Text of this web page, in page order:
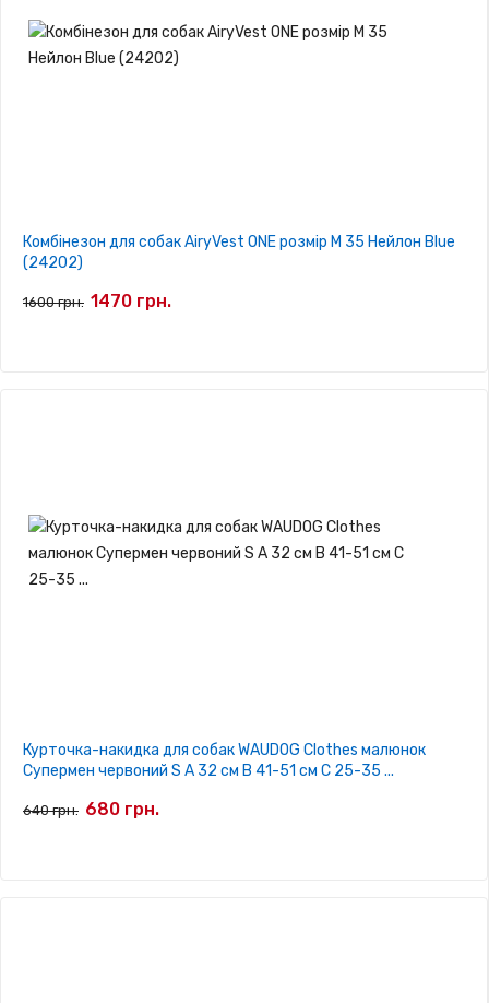
Комбінезон для собак AiryVest ONE розмір M 35 Нейлон Blue
(24202)
1600 грн. 1470 грн.
Курточка-накидка для собак WAUDOG Clothes малюнок
Супермен червоний S А 32 см B 41-51 см С 25-35 ...
640 грн. 680 грн.